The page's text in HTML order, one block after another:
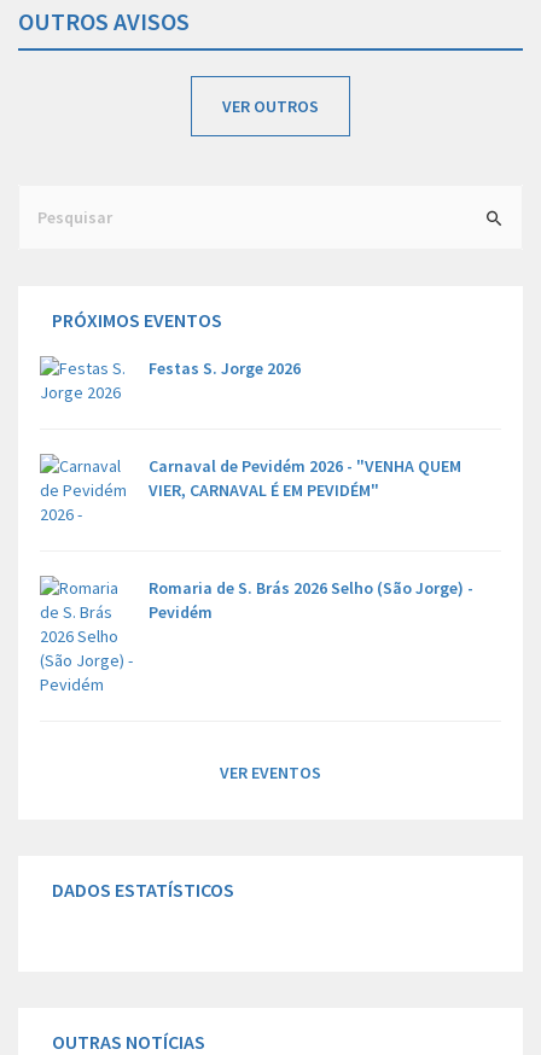
OUTROS AVISOS
VER OUTROS
for:
PRÓXIMOS EVENTOS
Festas S. Jorge 2026
Carnaval de Pevidém 2026 - "VENHA QUEM
VIER, CARNAVAL É EM PEVIDÉM"
Romaria de S. Brás 2026 Selho (São Jorge) -
Pevidém
VER EVENTOS
DADOS ESTATÍSTICOS
OUTRAS NOTÍCIAS